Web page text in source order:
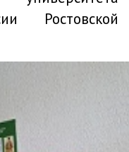
Ростовской